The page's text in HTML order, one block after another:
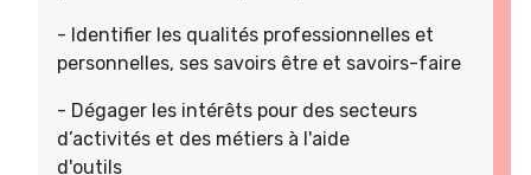
- Identifier les qualités professionnelles et
personnelles, ses savoirs être et savoirs-faire
- Dégager les intérêts pour des secteurs
d’activités et des métiers à l'aide
d'outils